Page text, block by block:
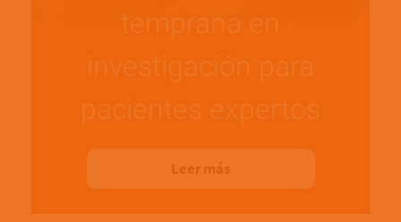
temprana en
investigación para
pacientes expertos
Leer más